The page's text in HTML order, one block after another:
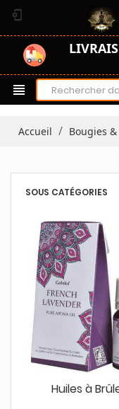
phonelink_setup
view_headline
Accueil Bougies &
SOUS CATÉGORIES
Huiles à